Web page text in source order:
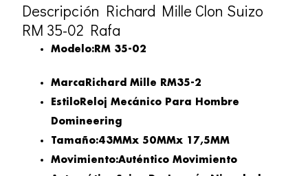
Descripción Richard Mille Clon Suizo
RM 35-02 Rafa
Modelo:RM 35-02
MarcaRichard Mille RM35-2
EstiloReloj Mecánico Para Hombre
Domineering
Tamaño:43MMx 50MMx 17,5MM
Movimiento:Auténtico Movimiento